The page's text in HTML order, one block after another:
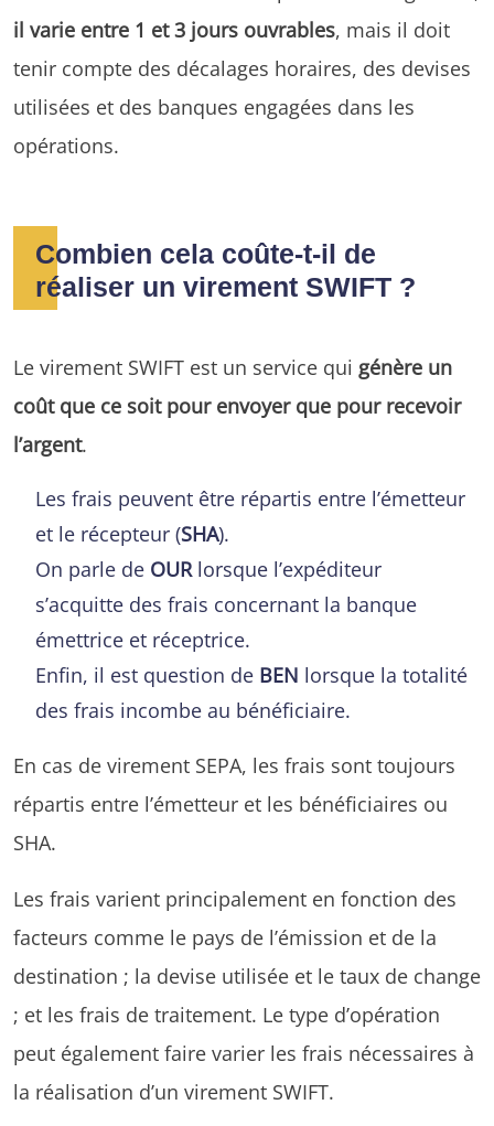
il varie entre 1 et 3 jours ouvrables, mais il doit
tenir compte des décalages horaires, des devises
utilisées et des banques engagées dans les
opérations.
Combien cela coûte-t-il de
réaliser un virement SWIFT ?
Le virement SWIFT est un service qui génère un
coût que ce soit pour envoyer que pour recevoir
l’argent.
Les frais peuvent être répartis entre l’émetteur
et le récepteur (SHA).
On parle de OURlorsque l’expéditeur
s’acquitte des frais concernant la banque
émettrice et réceptrice.
Enfin, il est question de BEN lorsque la totalité
des frais incombe au bénéficiaire.
En cas de virement SEPA, les frais sont toujours
répartis entre l’émetteur et les bénéficiaires ou
SHA.
Les frais varient principalement en fonction des
facteurs comme le pays de l’émission et de la
destination ; la devise utilisée et le taux de change
; et les frais de traitement. Le type d’opération
peut également faire varier les frais nécessaires à
la réalisation d’un virement SWIFT.